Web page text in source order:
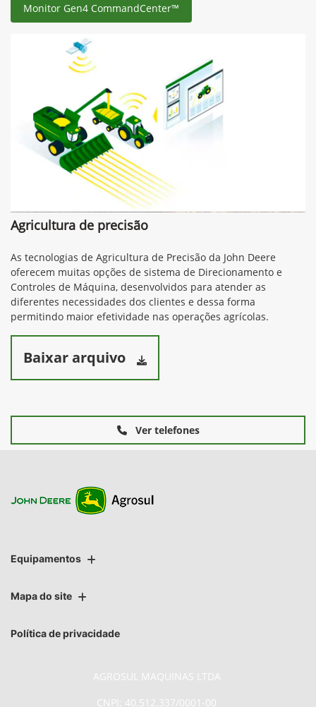
Monitor Gen4 CommandCenter™
Agricultura de precisão
As tecnologias de Agricultura de Precisão da John Deere
oferecem muitas opções de sistema de Direcionamento e
Controles de Máquina, desenvolvidos para atender as
diferentes necessidades dos clientes e dessa forma
permitindo maior efetividade nas operações agrícolas.
Baixar arquivo
Ver telefones
Equipamentos
Mapa do site
Política de privacidade
AGROSUL MAQUINAS LTDA
CNPJ: 40.512.337/0001-00